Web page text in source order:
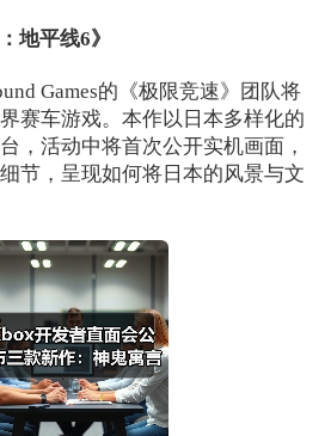
地平线6》​
Games的《极限竞速》团队将
赛车游戏。本作以日本多样化的
，活动中将首次公开实机画面，
节，呈现如何将日本的风景与文